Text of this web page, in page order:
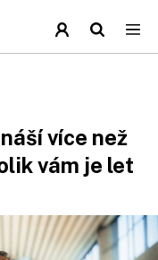
více než
vám je let